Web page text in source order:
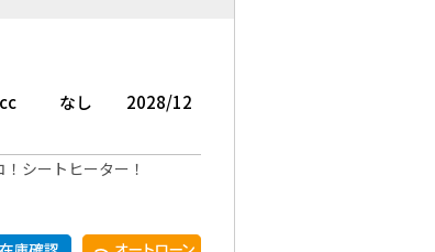
なし 2028/12
シートヒーター！